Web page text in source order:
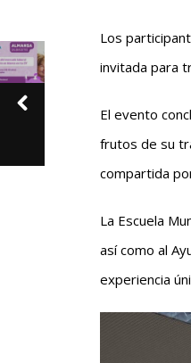
Los
invitada para
El evento
frutos de su
compartida
La Escuela
así como al
experiencia